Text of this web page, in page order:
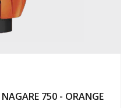
750 - ORANGE